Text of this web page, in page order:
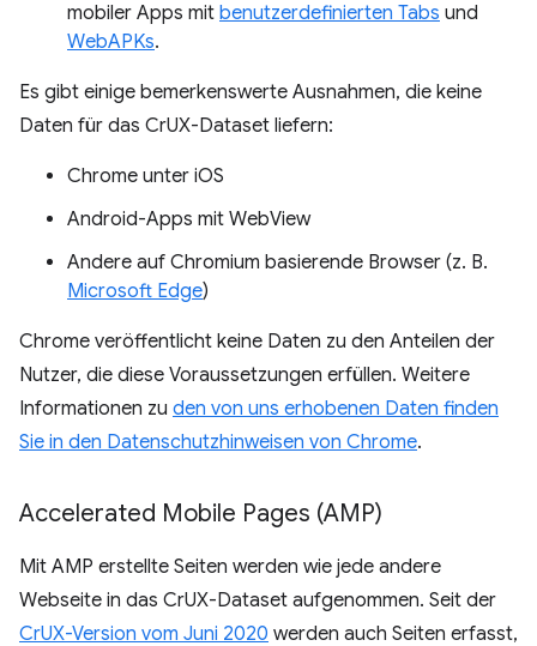
mobiler Apps mit benutzerdefinierten Tabs und
WebAPKs.
Es gibt einige bemerkenswerte Ausnahmen, die keine
Daten für das CrUX-Dataset liefern:
Chrome unter iOS
Android-Apps mit WebView
Andere auf Chromium basierende Browser (z. B.
Microsoft Edge)
Chrome veröffentlicht keine Daten zu den Anteilen der
Nutzer, die diese Voraussetzungen erfüllen. Weitere
Informationen zu den von uns erhobenen Daten finden
Sie in den Datenschutzhinweisen von Chrome.
Accelerated Mobile Pages (AMP)
Mit AMP erstellte Seiten werden wie jede andere
Webseite in das CrUX-Dataset aufgenommen. Seit der
CrUX-Version vom Juni 2020 werden auch Seiten erfasst,